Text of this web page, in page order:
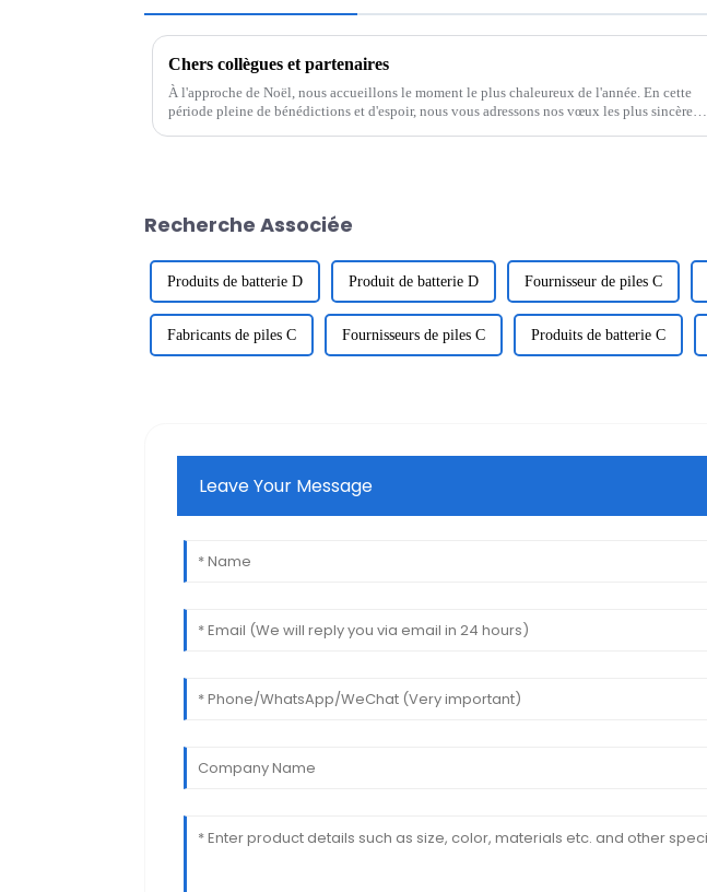
Chers collègues et partenaires
À l'approche de Noël, nous accueillons le moment le plus chaleureux de l'année. En cette
période pleine de bénédictions et d'espoir, nous vous adressons nos vœux les plus sincères
Recherche Associée
Produits de batterie D Produit de batterie D Fournisseur de piles C
Fabricants de piles C Fournisseurs de piles C Produits de batterie C
Leave Your Message